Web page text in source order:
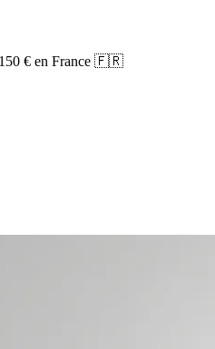
150 € en France 🇫🇷